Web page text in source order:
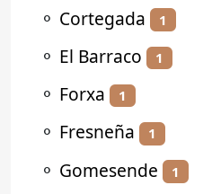
⚬ Cortegada 1
⚬ El Barraco 1
⚬ Forxa 1
⚬ Fresneña 1
⚬ Gomesende 1